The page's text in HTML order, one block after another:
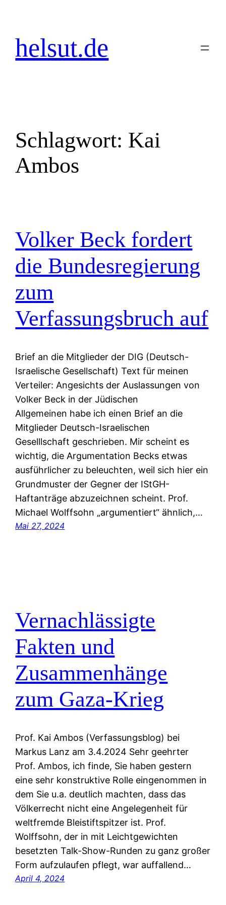
springen
helsut.de
Schlagwort: Kai
Ambos
Volker Beck fordert
die Bundesregierung
zum
Verfassungsbruch auf
Brief an die Mitglieder der DIG (Deutsch-
Israelische Gesellschaft) Text für meinen
Verteiler: Angesichts der Auslassungen von
Volker Beck in der Jüdischen
Allgemeinen habe ich einen Brief an die
Mitglieder Deutsch-Israelischen
Geselllschaft geschrieben. Mir scheint es
wichtig, die Argumentation Becks etwas
ausführlicher zu beleuchten, weil sich hier ein
Grundmuster der Gegner der IStGH-
Haftanträge abzuzeichnen scheint. Prof.
Michael Wolffsohn „argumentiert“ ähnlich,…
Mai 27, 2024
Vernachlässigte
Fakten und
Zusammenhänge
zum Gaza-Krieg
Prof. Kai Ambos (Verfassungsblog) bei
Markus Lanz am 3.4.2024 Sehr geehrter
Prof. Ambos, ich finde, Sie haben gestern
eine sehr konstruktive Rolle eingenommen in
dem Sie u.a. deutlich machten, dass das
Völkerrecht nicht eine Angelegenheit für
weltfremde Bleistiftspitzer ist. Prof.
Wolffsohn, der in mit Leichtgewichten
besetzten Talk-Show-Runden zu ganz großer
Form aufzulaufen pflegt, war auffallend…
April 4, 2024